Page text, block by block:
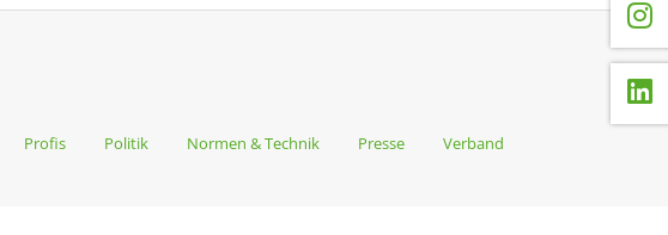
Profis Politik Normen & Technik Presse
Verband